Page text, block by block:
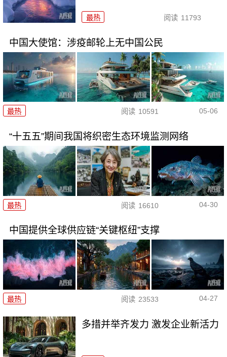
最热 阅读 11793
中国大使馆：涉疫邮轮上无中国公民
最热 阅读 10591 05-06
“十五五”期间我国将织密生态环境监测网络
最热 阅读 16610 04-30
中国提供全球供应链“关键枢纽”支撑
最热 阅读 23533 04-27
多措并举齐发力 激发企业新活力